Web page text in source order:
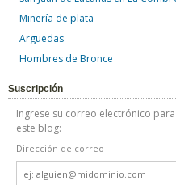
Minería de plata
Arguedas
Hombres de Bronce
Suscripción
Ingrese su correo electrónico
este blog:
Dirección de correo
Dirección
de
correo